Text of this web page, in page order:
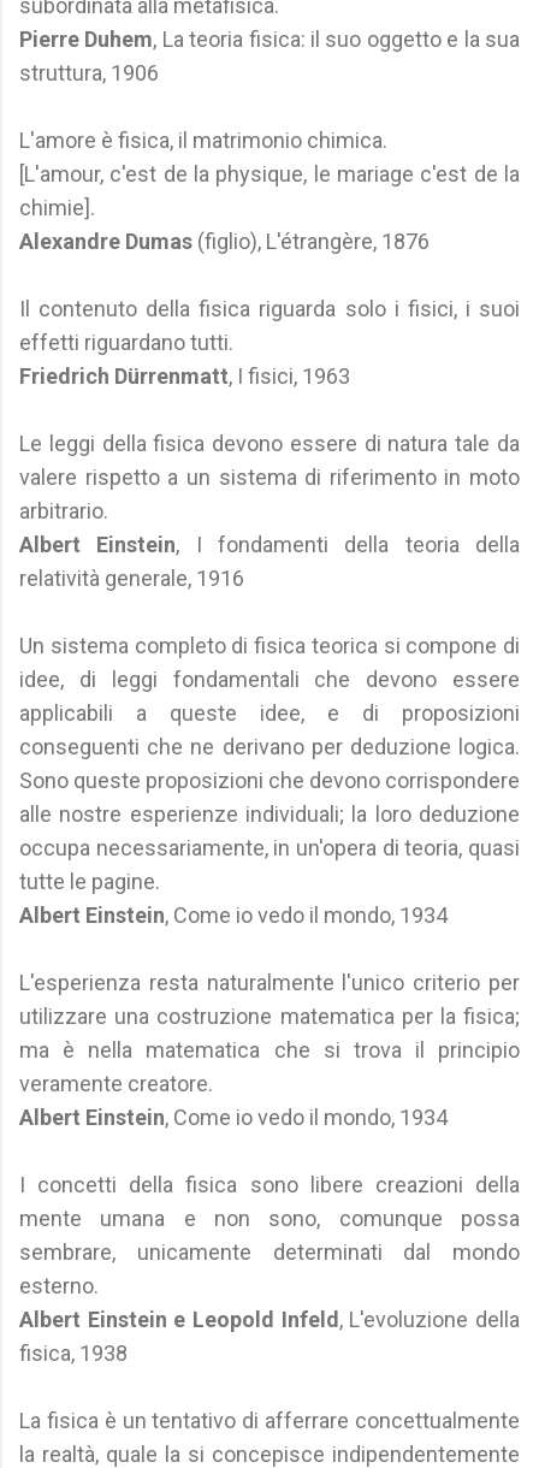
subordinata alla metafisica.
Pierre Duhem, La teoria fisica: il suo oggetto e la sua
struttura, 1906
L'amore è fisica, il matrimonio chimica.
[L'amour, c'est de la physique, le mariage c'est de la
chimie].
Alexandre Dumas (figlio), L'étrangère, 1876
Il contenuto della fisica riguarda solo i fisici, i suoi
effetti riguardano tutti.
Friedrich Dürrenmatt, I fisici, 1963
Le leggi della fisica devono essere di natura tale da
valere rispetto a un sistema di riferimento in moto
arbitrario.
Albert Einstein, I fondamenti della teoria della
relatività generale, 1916
Un sistema completo di fisica teorica si compone di
idee, di leggi fondamentali che devono essere
applicabili a queste idee, e di proposizioni
conseguenti che ne derivano per deduzione logica.
Sono queste proposizioni che devono corrispondere
alle nostre esperienze individuali; la loro deduzione
occupa necessariamente, in un'opera di teoria, quasi
tutte le pagine.
Albert Einstein, Come io vedo il mondo, 1934
L'esperienza resta naturalmente l'unico criterio per
utilizzare una costruzione matematica per la fisica;
ma è nella matematica che si trova il principio
veramente creatore.
Albert Einstein, Come io vedo il mondo, 1934
I concetti della fisica sono libere creazioni della
mente umana e non sono, comunque possa
sembrare, unicamente determinati dal mondo
esterno.
Albert Einstein e Leopold Infeld , L'evoluzione della
fisica, 1938
La fisica è un tentativo di afferrare concettualmente
la realtà, quale la si concepisce indipendentemente